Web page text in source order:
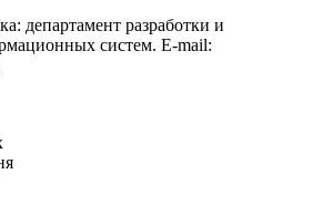
департамент разработки и
систем. E-mail: